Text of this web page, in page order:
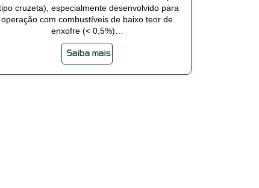
cruzeta), especialmente desenvolvido para
operação com combustíveis de baixo teor de
enxofre (< 0,5%)…
Saiba mais